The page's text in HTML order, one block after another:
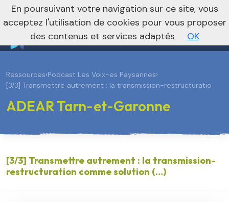
Vers le site national
Ressources›Podcast Les Voix-es Paysannes›
[3/3] Transmettre autrement : la transmission-restructuratio
ADEAR Tarn-et-Garonne
[3/3] Transmettre autrement : la transmission-
restructuration comme solution (…)
En poursuivant votre navigation sur ce site, vous
acceptez l'utilisation de cookies pour vous proposer
des contenus et services adaptés
OK